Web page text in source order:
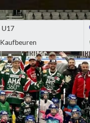
U17
Kaufbeuren